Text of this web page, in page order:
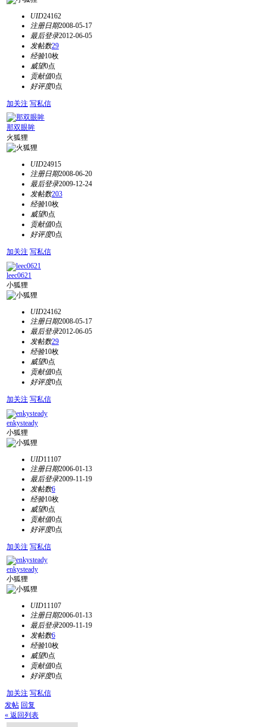
UID24162
注册日期2008-05-17
最后登录2012-06-05
发帖数29
经验10枚
威望0点
贡献值0点
好评度0点
加关注 写私信
那双眼眸
火狐狸
UID24915
注册日期2008-06-20
最后登录2009-12-24
发帖数203
经验10枚
威望0点
贡献值0点
好评度0点
加关注 写私信
leec0621
小狐狸
UID24162
注册日期2008-05-17
最后登录2012-06-05
发帖数29
经验10枚
威望0点
贡献值0点
好评度0点
加关注 写私信
enkysteady
小狐狸
UID11107
注册日期2006-01-13
最后登录2009-11-19
发帖数6
经验10枚
威望0点
贡献值0点
好评度0点
加关注 写私信
enkysteady
小狐狸
UID11107
注册日期2006-01-13
最后登录2009-11-19
发帖数6
经验10枚
威望0点
贡献值0点
好评度0点
加关注 写私信
发帖 回复
« 返回列表